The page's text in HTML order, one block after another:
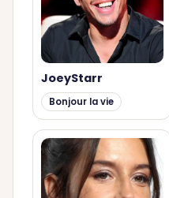
JoeyStarr
Bonjour la vie